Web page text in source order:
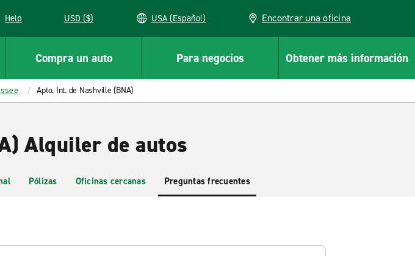
Help USD ($) USA (Español) Encontrar una oficina
Compra un auto Para negocios Obtener más información
Apto. Int. de Nashville (BNA)
Alquiler de autos
Pólizas Oficinas cercanas Preguntas frecuentes